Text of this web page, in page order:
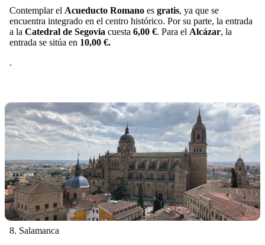
Contemplar el Acueducto Romano es gratis, ya que se
encuentra integrado en el centro histórico. Por su parte, la entrada
a la Catedral de Segovia cuesta 6,00 €. Para el Alcázar, la
entrada se sitúa en 10,00 €.
.
8. Salamanca